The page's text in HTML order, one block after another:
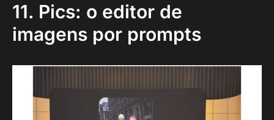
11. Pics: o editor de
imagens por prompts